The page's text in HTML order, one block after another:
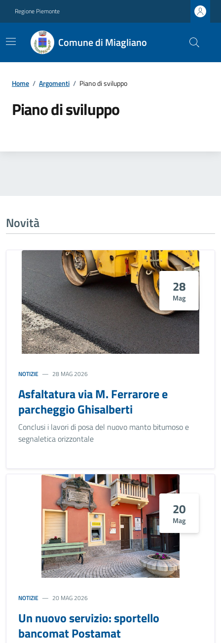
Regione Piemonte
Comune di Miagliano
Home / Argomenti / Piano di sviluppo
Piano di sviluppo
Novità
28
Mag
NOTIZIE 28 MAG 2026
Asfaltatura via M. Ferrarore e
parcheggio Ghisalberti
Conclusi i lavori di posa del nuovo manto bitumoso e
segnaletica orizzontale
20
Mag
NOTIZIE 20 MAG 2026
Un nuovo servizio: sportello
bancomat Postamat